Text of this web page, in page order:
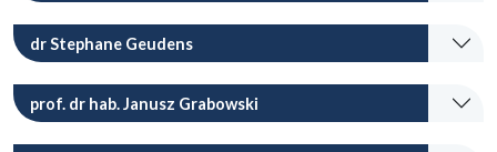
dr Stephane Geudens
prof. dr hab. Janusz Grabowski